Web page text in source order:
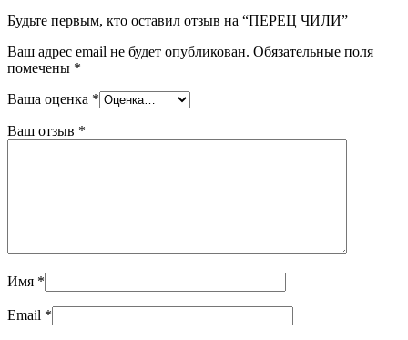
Будьте первым, кто оставил отзыв на “ПЕРЕЦ ЧИЛИ”
Ваш адрес email не будет опубликован. Обязательные поля
помечены *
Ваша оценка *
Ваш отзыв *
Имя *
Email *